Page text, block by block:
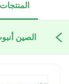
المنتجات
الصين